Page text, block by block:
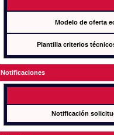
Modelo de oferta
Plantilla criterios
Notificaciones
Notificación